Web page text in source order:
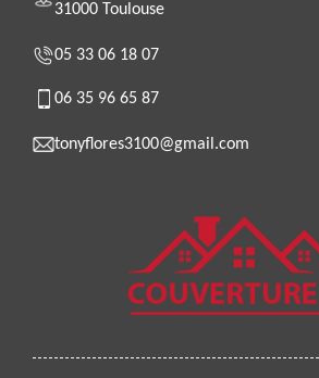
31000 Toulouse
05 33 06 18 07
06 35 96 65 87
tonyflores3100@gmail.com